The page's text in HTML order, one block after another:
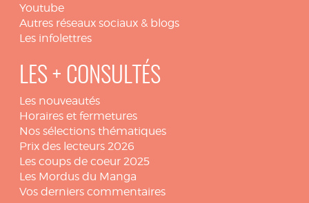
Youtube
Autres réseaux sociaux & blogs
Les infolettres
LES + CONSULTÉS
Les nouveautés
Horaires et fermetures
Nos sélections thématiques
Prix des lecteurs 2026
Les coups de coeur 2025
Les Mordus du Manga
Vos derniers commentaires